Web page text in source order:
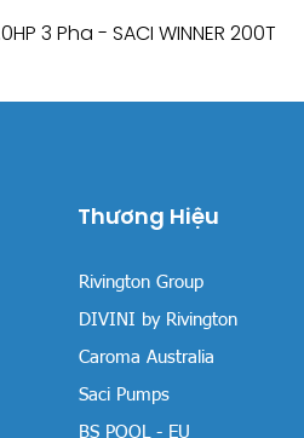
3 Pha - SACI WINNER 200T
Thương Hiệu
Rivington Group
DIVINI by Rivington
Caroma Australia
Saci Pumps
BS POOL - EU